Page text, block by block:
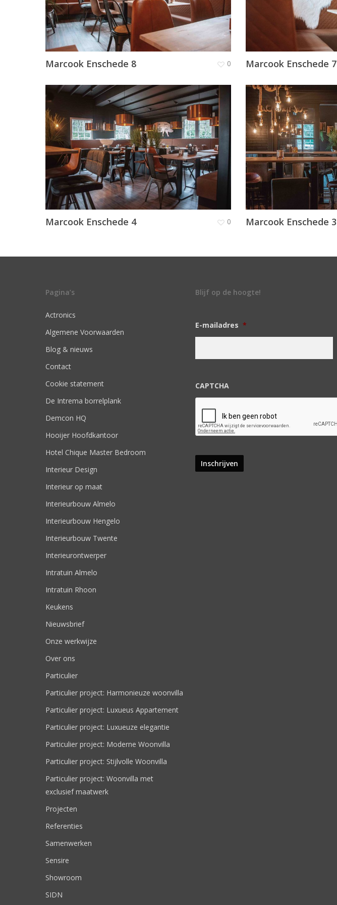
Marcook Enschede 8 0 Marcook Enschede 7
Marcook Enschede 4 0 Marcook Enschede 3
Pagina’s
Actronics
Algemene Voorwaarden
Blog & nieuws
Contact
Cookie statement
De Intrema borrelplank
Demcon HQ
Hooijer Hoofdkantoor
Hotel Chique Master Bedroom
Interieur Design
Interieur op maat
Interieurbouw Almelo
Interieurbouw Hengelo
Interieurbouw Twente
Interieurontwerper
Intratuin Almelo
Intratuin Rhoon
Keukens
Nieuwsbrief
Onze werkwijze
Over ons
Particulier
Particulier project: Harmonieuze woonvilla
Particulier project: Luxueus Appartement
Particulier project: Luxueuze elegantie
Particulier project: Moderne Woonvilla
Particulier project: Stijlvolle Woonvilla
Particulier project: Woonvilla met
exclusief maatwerk
Projecten
Referenties
Samenwerken
Sensire
Showroom
SIDN
Blijf op de hoogte!
E-mailadres *
CAPTCHA